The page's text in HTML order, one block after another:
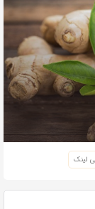
لینک